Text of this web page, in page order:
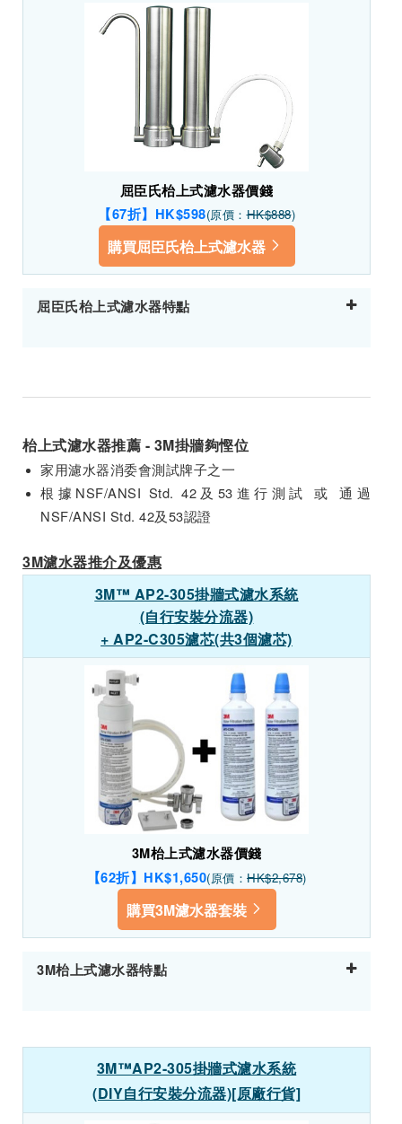
屈臣氏枱上式濾水器價錢
【67折】HK$598(原價：HK$888)
購買屈臣氏枱上式濾水器
屈臣氏枱上式濾水器特點
枱上式濾水器推薦 - 3M掛牆夠慳位
家用濾水器消委會測試牌子之一
根據NSF/ANSI Std. 42及53進行測試 或 通過
NSF/ANSI Std. 42及53認證
3M濾水器推介及優惠
3M™ AP2-305掛牆式濾水系統
(自行安裝分流器)
+ AP2-C305濾芯(共3個濾芯)
3M枱上式濾水器價錢
【62折】HK$1,650(原價： HK$2,678)
購買3M濾水器套裝
3M枱上式濾水器特點
3M™AP2-305掛牆式濾水系統
(DIY自行安裝分流器)[原廠行貨]